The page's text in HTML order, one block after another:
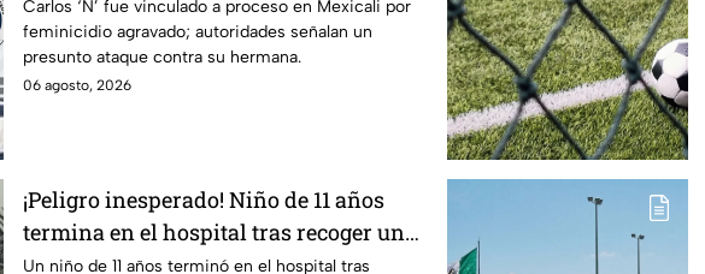
procesan por feminicidio
Carlos ‘N’ fue vinculado a proceso en Mexicali por
feminicidio agravado; autoridades señalan un
presunto ataque contra su hermana.
06 agosto, 2026
¡Peligro inesperado! Niño de 11 años
termina en el hospital tras recoger un
billete del suelo
Un niño de 11 años terminó en el hospital tras